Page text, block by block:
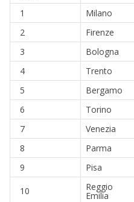
1
Milano
2
Firenze
3
Bologna
4
Trento
5
Bergamo
6
Torino
7
Venezia
8
Parma
9
Pisa
10 Reggio
Emilia